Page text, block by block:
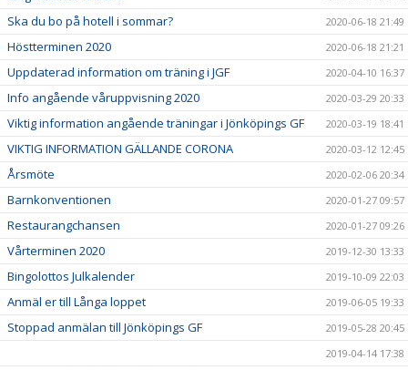
Ska du bo på hotell i sommar? 2020-06-18 21:49
Höstterminen 2020 2020-06-18 21:21
Uppdaterad information om träning i JGF 2020-04-10 16:37
Info angående våruppvisning 2020 2020-03-29 20:33
Viktig information angående träningar i Jönköpings GF 2020-03-19 18:41
VIKTIG INFORMATION GÄLLANDE CORONA 2020-03-12 12:45
Årsmöte 2020-02-06 20:34
Barnkonventionen 2020-01-27 09:57
Restaurangchansen 2020-01-27 09:26
Vårterminen 2020 2019-12-30 13:33
Bingolottos Julkalender 2019-10-09 22:03
Anmäl er till Långa loppet 2019-06-05 19:33
Stoppad anmälan till Jönköpings GF
2019-05-28 20:45
2019-04-14 17:38